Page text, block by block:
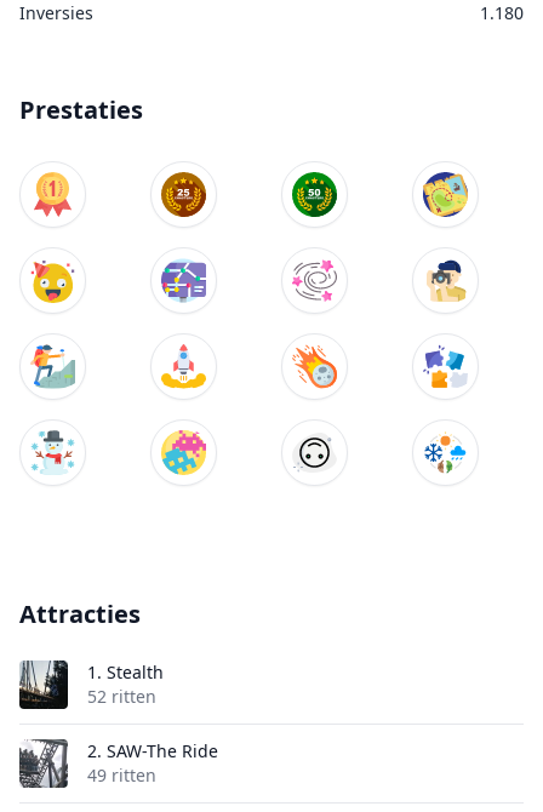
Inversies 1.180
Prestaties
Attracties
1. Stealth
52 ritten
2. SAW-The Ride
49 ritten